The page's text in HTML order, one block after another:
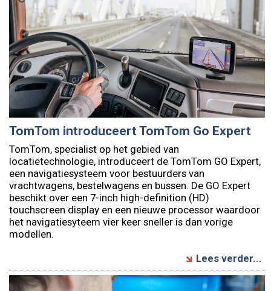
TomTom introduceert TomTom Go Expert
TomTom, specialist op het gebied van
locatietechnologie, introduceert de TomTom GO Expert,
een navigatiesysteem voor bestuurders van
vrachtwagens, bestelwagens en bussen. De GO Expert
beschikt over een 7-inch high-definition (HD)
touchscreen display en een nieuwe processor waardoor
het navigatiesyteem vier keer sneller is dan vorige
modellen.
Lees verder...